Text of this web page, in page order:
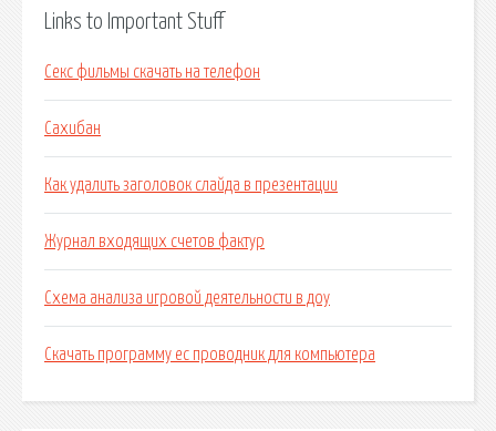
Links to Important Stuff
Секс фильмы скачать на телефон
Сахибан
Как удалить заголовок слайда в презентации
Журнал входящих счетов фактур
Схема анализа игровой деятельности в доу
Скачать программу ес проводник для компьютера